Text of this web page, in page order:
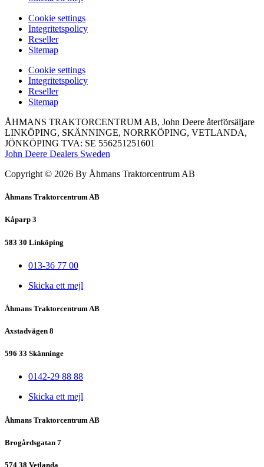
Сookie settings
Integritetspolicy
Reseller
Sitemap
Сookie settings
Integritetspolicy
Reseller
Sitemap
ÅHMANS TRAKTORCENTRUM AB, John Deere återförsäljare
LINKÖPING, SKÄNNINGE, NORRKÖPING, VETLANDA,
JÖNKÖPING TVA: SE 556251251601
John Deere Dealers Sweden
Copyright © 2026 By Åhmans Traktorcentrum AB
Åhmans Traktorcentrum AB
Kåparp 3
583 30 Linköping
013-36 77 00
Skicka ett mejl
Åhmans Traktorcentrum AB
Axstadvägen 8
596 33 Skänninge
0142-29 88 88
Skicka ett mejl
Åhmans Traktorcentrum AB
Brogårdsgatan 7
574 38 Vetlanda